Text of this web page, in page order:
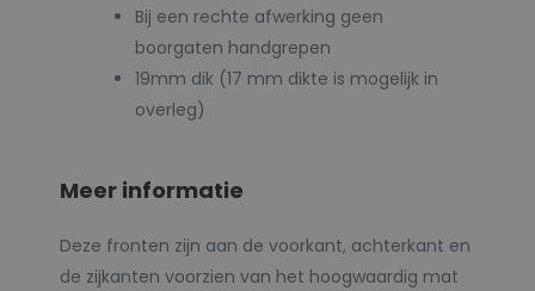
Bij een rechte afwerking geen
boorgaten handgrepen
19mm dik (17 mm dikte is mogelijk in
overleg)
Meer informatie
Deze fronten zijn aan de voorkant, achterkant en
de zijkanten voorzien van het hoogwaardig mat